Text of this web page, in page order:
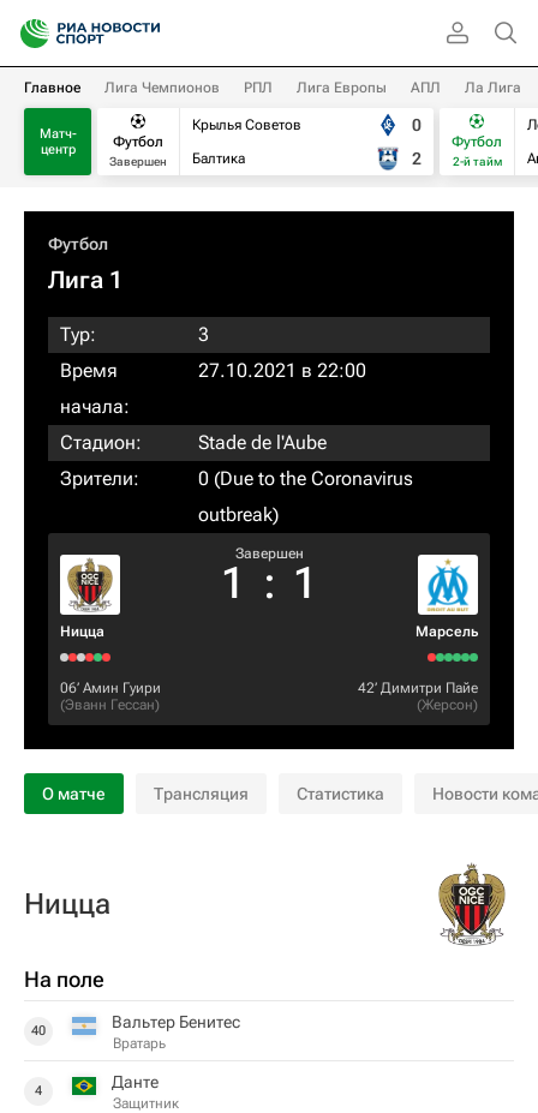
Главное Лига Чемпионов РПЛ Лига Европы АПЛ Ла Лига
Матч-
центр
Футбол
Завершен
Крылья Советов
Балтика
0
2
Футбол
2-й тайм
Футбол
Лига 1
Тур:
3
Время
начала:
27.10.2021 в 22:00
Стадион:
Stade de l'Aube
Зрители:
0 (Due to the Coronavirus
outbreak)
Ницца
Завершен
1 : 1
Марсель
06‎’‎ Амин Гуири
(Эванн Гессан)
42‎’‎ Димитри Пайе
(Жерсон)
О матче Трансляция Статистика Новости
Ницца
На поле
40 Вальтер Бенитес
Вратарь
4 Данте
Защитник